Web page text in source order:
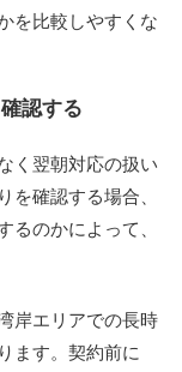
を比較しやすくな
認する
く翌朝対応の扱い
を確認する場合、
るのかによって、
岸エリアでの長時
ます。契約前に